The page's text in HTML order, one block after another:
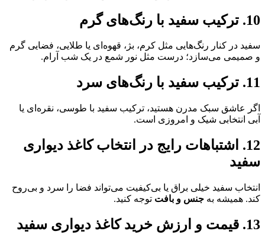
10. ترکیب سفید با رنگ‌های گرم
سفید در کنار رنگ‌هایی مثل کرم، بژ، قهوه‌ای یا طلایی، فضایی گرم
و صمیمی می‌سازد؛ درست مثل نور شمع در یک شب آرام.
11. ترکیب سفید با رنگ‌های سرد
اگر عاشق سبک مدرن هستید، ترکیب سفید با طوسی، نقره‌ای یا
آبی انتخابی شیک و امروزی است.
12. اشتباهات رایج در انتخاب کاغذ دیواری
سفید
انتخاب سفید خیلی براق یا بی‌کیفیت می‌تواند فضا را سرد و بی‌روح
کند. همیشه به جنس و بافت توجه کنید.
13. قیمت و ارزش خرید کاغذ دیواری سفید